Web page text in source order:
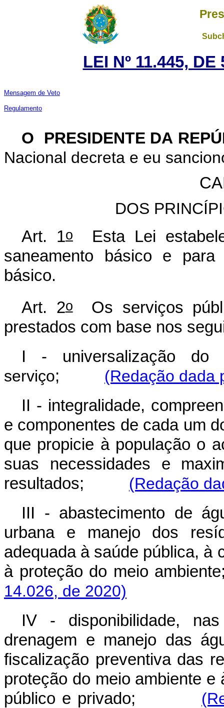
LEI Nº 11.445,
Mensagem de Veto
Regulamento
O PRESIDENTE DA
Nacional decreta e eu
DOS
Art. 1oEsta Lei
saneamento básico e
básico.
Art. 2oOs serviços
prestados com base nos
I - universalização do
serviço;
(Redação dada
II - integralidade,
e componentes de cada um
que propicie à população o
suas necessidades e
resultados;
(Redação
III - abastecimento de
urbana e manejo dos
adequada à saúde pública, à
à proteção do meio
14.026, de 2020)
IV - disponibilidade,
drenagem e manejo das
fiscalização preventiva das
proteção do meio ambiente
público e privado;